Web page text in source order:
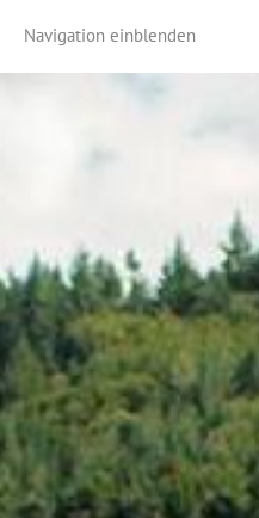
Navigation einblenden